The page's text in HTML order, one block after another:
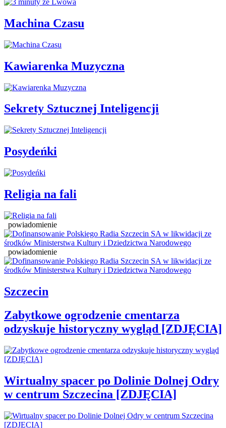
Machina Czasu
Kawiarenka Muzyczna
Sekrety Sztucznej Inteligencji
Posydeńki
Religia na fali
powiadomienie
powiadomienie
Szczecin
Zabytkowe ogrodzenie cmentarza
odzyskuje historyczny wygląd [ZDJĘCIA]
Wirtualny spacer po Dolinie Dolnej Odry
w centrum Szczecina [ZDJĘCIA]